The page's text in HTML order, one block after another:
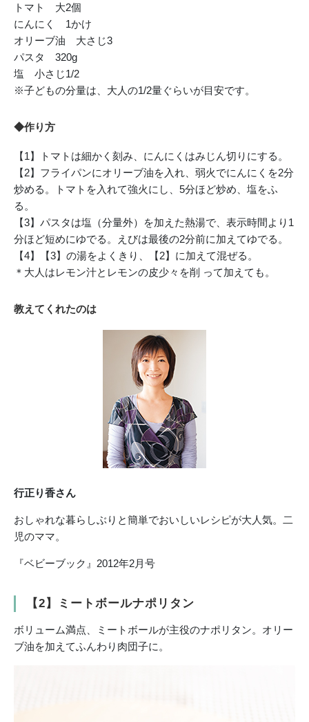
トマト 大2個
にんにく 1かけ
オリーブ油 大さじ3
パスタ 320g
塩 小さじ1/2
※子どもの分量は、大人の1/2量ぐらいが目安です。
◆作り方
【1】トマトは細かく刻み、にんにくはみじん切りにする。
【2】フライパンにオリーブ油を入れ、弱火でにんにくを2分
炒める。トマトを入れて強火にし、5分ほど炒め、塩をふ
る。
【3】パスタは塩（分量外）を加えた熱湯で、表示時間より1
分ほど短めにゆでる。えびは最後の2分前に加えてゆでる。
【4】【3】の湯をよくきり、【2】に加えて混ぜる。
＊大人はレモン汁とレモンの皮少々を削 って加えても。
教えてくれたのは
行正り香さん
おしゃれな暮らしぶりと簡単でおいしいレシピが大人気。二
児のママ。
『ベビーブック』2012年2月号
【2】ミートボールナポリタン
ボリューム満点、ミートボールが主役のナポリタン。オリー
ブ油を加えてふんわり肉団子に。